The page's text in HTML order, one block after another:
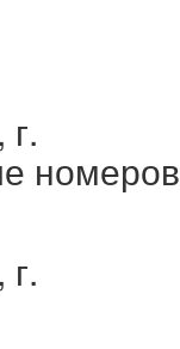
номеров